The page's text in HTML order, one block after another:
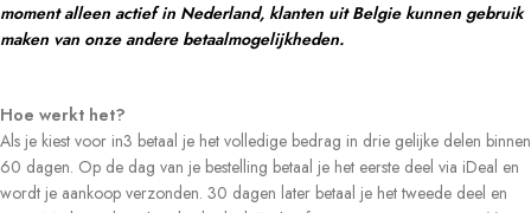
moment alleen actief in Nederland, klanten uit Belgie kunnen gebruik
maken van onze andere betaalmogelijkheden.
Hoe werkt het?
Als je kiest voor in3 betaal je het volledige bedrag in drie gelijke delen binnen
60 dagen. Op de dag van je bestelling betaal je het eerste deel via iDeal en
wordt je aankoop verzonden. 30 dagen later betaal je het tweede deel en